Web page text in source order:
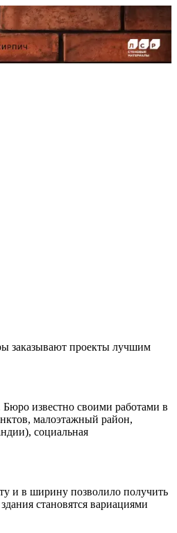
заказывают проекты лучшим
известно своими работами в
малоэтажный район,
социальная
и в ширину позволило получить
становятся вариациями